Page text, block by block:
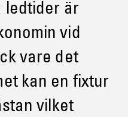
ledtider är
vid
vare det
kan en fixtur
vilket